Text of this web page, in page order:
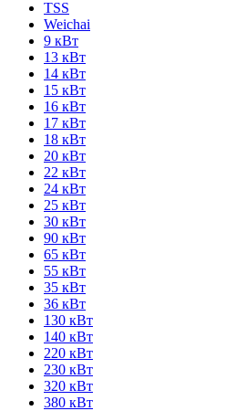
TSS
Weichai
9 кВт
13 кВт
14 кВт
15 кВт
16 кВт
17 кВт
18 кВт
20 кВт
22 кВт
24 кВт
25 кВт
30 кВт
90 кВт
65 кВт
55 кВт
35 кВт
36 кВт
130 кВт
140 кВт
220 кВт
230 кВт
320 кВт
380 кВт